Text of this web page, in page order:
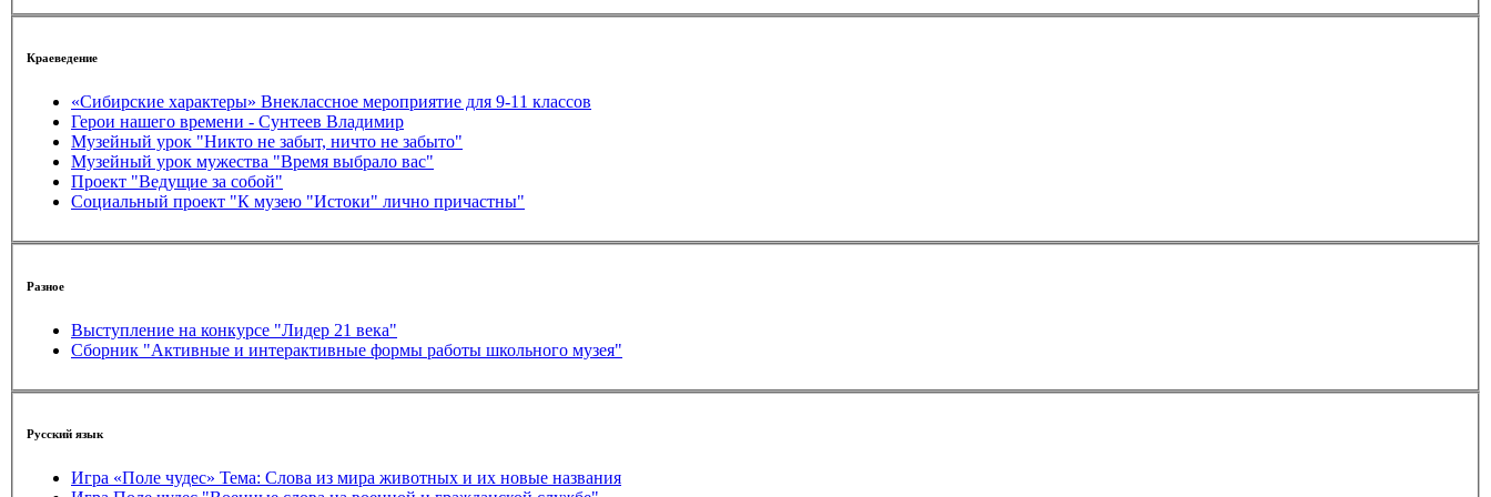
Краеведение
«Сибирские характеры» Внеклассное мероприятие для 9-11 классов
Герои нашего времени - Сунтеев Владимир
Музейный урок "Никто не забыт, ничто не забыто"
Музейный урок мужества "Время выбрало вас"
Проект "Ведущие за собой"
Социальный проект "К музею "Истоки" лично причастны"
Разное
Выступление на конкурсе "Лидер 21 века"
Сборник "Активные и интерактивные формы работы школьного музея"
Русский язык
Игра «Поле чудес» Тема: Слова из мира животных и их новые названия